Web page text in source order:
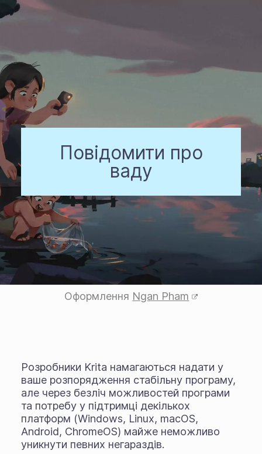
Повідомити про
ваду
Оформлення Ngan Pham
Розробники Krita намагаються надати у
ваше розпорядження стабільну програму,
але через безліч можливостей програми
та потребу у підтримці декількох
платформ (Windows, Linux, macOS,
Android, ChromeOS) майже неможливо
уникнути певних негараздів.